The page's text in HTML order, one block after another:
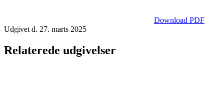
Download PDF
Udgivet d. 27. marts 2025
Relaterede udgivelser